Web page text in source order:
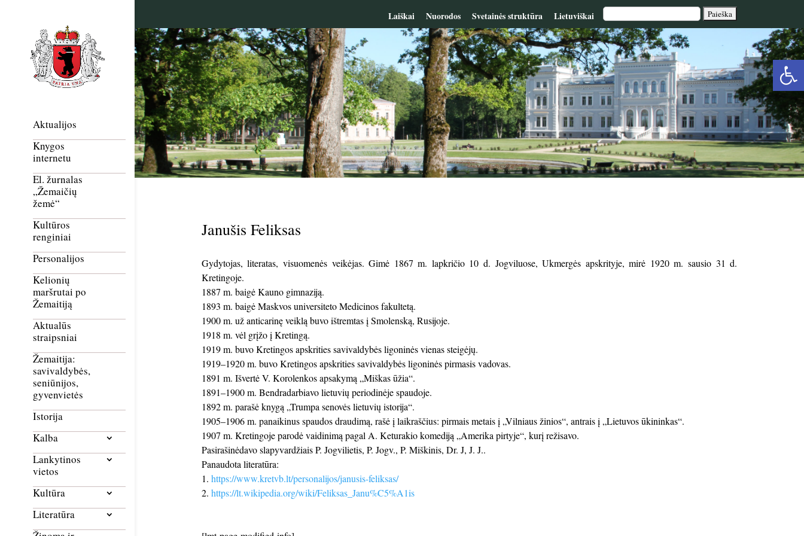
Laiškai Nuorodos Svetainės struktūra Lietuviškai
Aktualijos
Knygos
internetu
El. žurnalas
„Žemaičių
žemė“
Kultūros
renginiai
Personalijos
Kelionių
maršrutai po
Žemaitiją
Aktualūs
straipsniai
Žemaitija:
savivaldybės,
seniūnijos,
gyvenvietės
Istorija
Kalba
Lankytinos
vietos
Kultūra
Literatūra
Janušis Feliksas
Gydytojas, literatas, visuomenės veikėjas. Gimė 1867 m. lapkričio 10 d. Jogviluose, Ukmergės apskrityje, mirė 1920 m. sausio 31 d.
Kretingoje.
1887 m. baigė Kauno gimnaziją.
1893 m. baigė Maskvos universiteto Medicinos fakultetą.
1900 m. už anticarinę veiklą buvo ištremtas į Smolenską, Rusijoje.
1918 m. vėl grįžo į Kretingą.
1919 m. buvo Kretingos apskrities savivaldybės ligoninės vienas steigėjų.
1919–1920 m. buvo Kretingos apskrities savivaldybės ligoninės pirmasis vadovas.
1891 m. Išvertė V. Korolenkos apsakymą „Miškas ūžia“.
1891–1900 m. Bendradarbiavo lietuvių periodinėje spaudoje.
1892 m. parašė knygą „Trumpa senovės lietuvių istorija“.
1905–1906 m. panaikinus spaudos draudimą, rašė į laikraščius: pirmais metais į „Vilniaus žinios“, antrais į „Lietuvos ūkininkas“.
1907 m. Kretingoje parodė vaidinimą pagal A. Keturakio komediją „Amerika pirtyje“, kurį režisavo.
Pasirašinėdavo slapyvardžiais P. Jogvilietis, P. Jogv., P. Miškinis, Dr. J, J. J..
Panaudota literatūra:
https://www.kretvb.lt/personalijos/janusis-feliksas/
https://lt.wikipedia.org/wiki/Feliksas_Janu%C5%A1is